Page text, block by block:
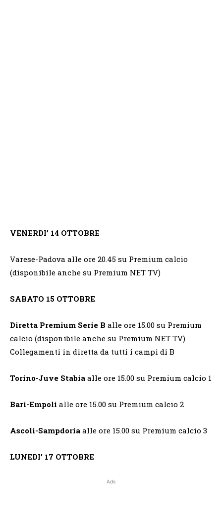
VENERDI’ 14 OTTOBRE
Varese-Padova alle ore 20.45 su Premium calcio
(disponibile anche su Premium NET TV)
SABATO 15 OTTOBRE
Diretta Premium Serie B alle ore 15.00 su Premium
calcio (disponibile anche su Premium NET TV)
Collegamenti in diretta da tutti i campi di B
Torino-Juve Stabia alle ore 15.00 su Premium calcio 1
Bari-Empoli alle ore 15.00 su Premium calcio 2
Ascoli-Sampdoria alle ore 15.00 su Premium calcio 3
LUNEDI’ 17 OTTOBRE
Ads